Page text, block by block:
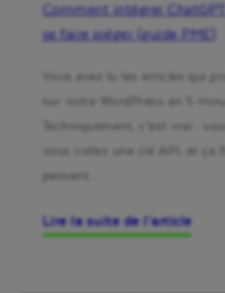
Comment intégrer
se faire piéger (guide PME)
Vous avez lu les articles qui
sur votre WordPress en 5
Techniquement, c’est vrai :
vous collez une clé API, et ça
passent…
Lire la suite de l’article